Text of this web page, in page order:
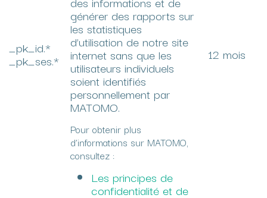
_pk_id.*
_pk_ses.*
générer des rapports sur
les statistiques
d’utilisation de notre site
internet sans que les
utilisateurs individuels
soient identifiés
personnellement par
MATOMO.
Pour obtenir plus
d’informations sur MATOMO,
consultez :
Les principes de
confidentialité et de
12 mois